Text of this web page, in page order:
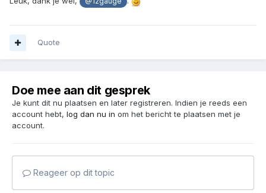
Quote
Doe mee aan dit gesprek
Je kunt dit nu plaatsen en later registreren. Indien je reeds een
account hebt, log dan nu in om het bericht te plaatsen met je
account.
Reageer op dit topic